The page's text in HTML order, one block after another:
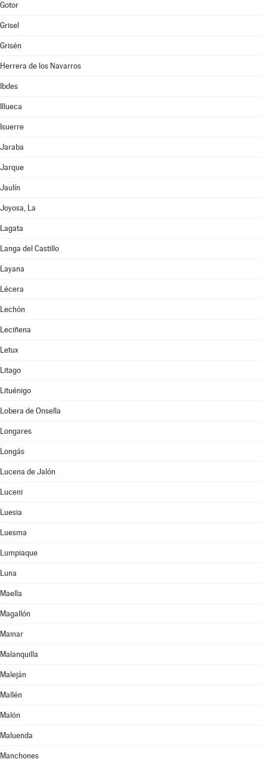
Gotor
Grisel
Grisén
Herrera de los Navarros
Ibdes
Illueca
Isuerre
Jaraba
Jarque
Jaulín
Joyosa, La
Lagata
Langa del Castillo
Layana
Lécera
Lechón
Leciñena
Letux
Litago
Lituénigo
Lobera de Onsella
Longares
Longás
Lucena de Jalón
Luceni
Luesia
Luesma
Lumpiaque
Luna
Maella
Magallón
Mainar
Malanquilla
Maleján
Mallén
Malón
Maluenda
Manchones